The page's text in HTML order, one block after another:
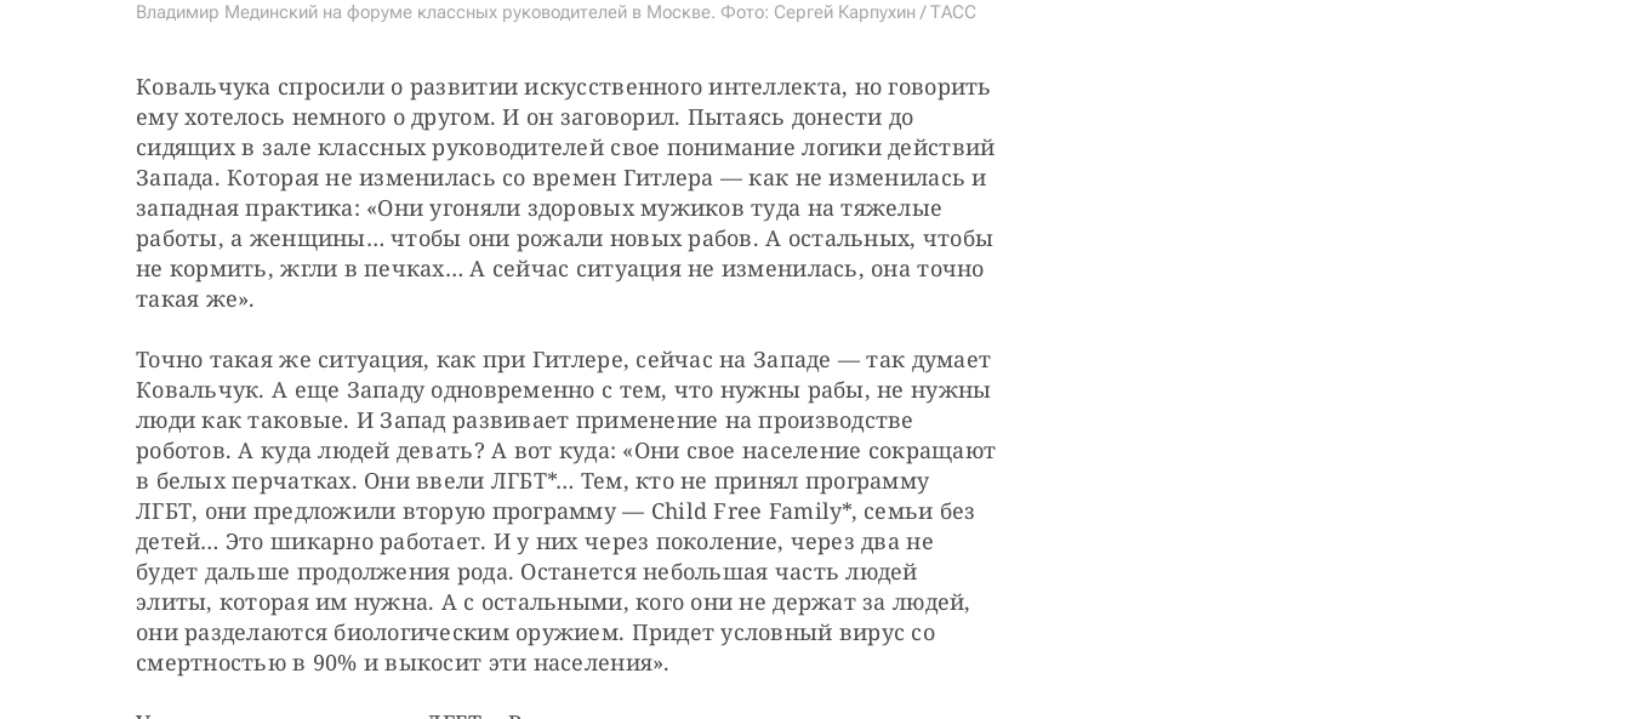
Владимир Мединский на форуме классных руководителей в Москве. Фото: Сергей Карпухин / ТАСС
Ковальчука спросили о развитии искусственного интеллекта, но говорить
ему хотелось немного о другом. И он заговорил. Пытаясь донести до
сидящих в зале классных руководителей свое понимание логики действий
Запада. Которая не изменилась со времен Гитлера — как не изменилась и
западная практика: «Они угоняли здоровых мужиков туда на тяжелые
работы, а женщины… чтобы они рожали новых рабов. А остальных, чтобы
не кормить, жгли в печках… А сейчас ситуация не изменилась, она точно
такая же».
Точно такая же ситуация, как при Гитлере, сейчас на Западе — так думает
Ковальчук. А еще Западу одновременно с тем, что нужны рабы, не нужны
люди как таковые. И Запад развивает применение на производстве
роботов. А куда людей девать? А вот куда: «Они свое население сокращают
в белых перчатках. Они ввели ЛГБТ*… Тем, кто не принял программу
ЛГБТ, они предложили вторую программу — Child Free Family*, семьи без
детей… Это шикарно работает. И у них через поколение, через два не
будет дальше продолжения рода. Останется небольшая часть людей
элиты, которая им нужна. А с остальными, кого они не держат за людей,
они разделаются биологическим оружием. Придет условный вирус со
смертностью в 90% и выкосит эти населения».